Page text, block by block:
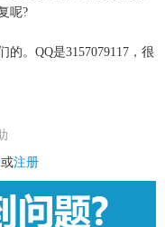
呢?
。QQ是3157079117，很
或注册